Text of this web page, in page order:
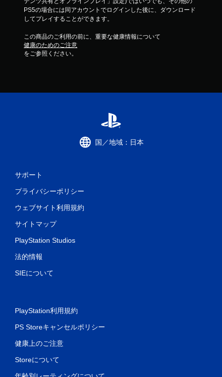
PS5の場合には同アカウントでログインした後に、ダウンロード
してプレイすることができます。
この商品のご利用の前に、重要な健康情報について
健康のためのご注意
をご参照ください。
国／地域：日本
サポート
プライバシーポリシー
ウェブサイト利用規約
サイトマップ
PlayStation Studios
法的情報
SIEについて
PlayStation利用規約
PS Storeキャンセルポリシー
健康上のご注意
Storeについて